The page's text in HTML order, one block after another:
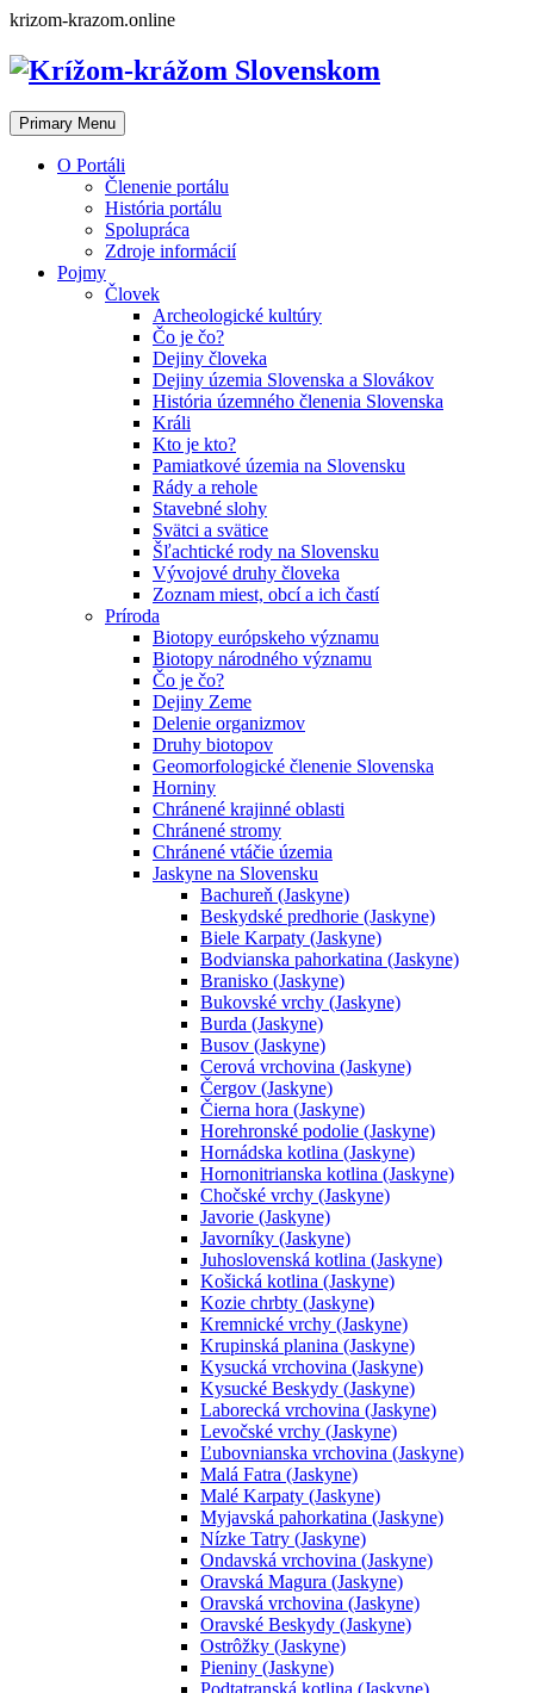
Skip
content
krizom-krazom.online
Primary Menu
O Portáli
Členenie portálu
História portálu
Spolupráca
Zdroje informácií
Pojmy
Človek
Archeologické kultúry
Čo je čo?
Dejiny človeka
Dejiny územia Slovenska a Slovákov
História územného členenia Slovenska
Králi
Kto je kto?
Pamiatkové územia na Slovensku
Rády a rehole
Stavebné slohy
Svätci a svätice
Šľachtické rody na Slovensku
Vývojové druhy človeka
Zoznam miest, obcí a ich častí
Príroda
Biotopy európskeho významu
Biotopy národného významu
Čo je čo?
Dejiny Zeme
Delenie organizmov
Druhy biotopov
Geomorfologické členenie Slovenska
Horniny
Chránené krajinné oblasti
Chránené stromy
Chránené vtáčie územia
Jaskyne na Slovensku
Bachureň (Jaskyne)
Beskydské predhorie (Jaskyne)
Biele Karpaty (Jaskyne)
Bodvianska pahorkatina (Jaskyne)
Branisko (Jaskyne)
Bukovské vrchy (Jaskyne)
Burda (Jaskyne)
Busov (Jaskyne)
Cerová vrchovina (Jaskyne)
Čergov (Jaskyne)
Čierna hora (Jaskyne)
Horehronské podolie (Jaskyne)
Hornádska kotlina (Jaskyne)
Hornonitrianska kotlina (Jaskyne)
Chočské vrchy (Jaskyne)
Javorie (Jaskyne)
Javorníky (Jaskyne)
Juhoslovenská kotlina (Jaskyne)
Košická kotlina (Jaskyne)
Kozie chrbty (Jaskyne)
Kremnické vrchy (Jaskyne)
Krupinská planina (Jaskyne)
Kysucká vrchovina (Jaskyne)
Kysucké Beskydy (Jaskyne)
Laborecká vrchovina (Jaskyne)
Levočské vrchy (Jaskyne)
Ľubovnianska vrchovina (Jaskyne)
Malá Fatra (Jaskyne)
Malé Karpaty (Jaskyne)
Myjavská pahorkatina (Jaskyne)
Nízke Tatry (Jaskyne)
Ondavská vrchovina (Jaskyne)
Oravská Magura (Jaskyne)
Oravská vrchovina (Jaskyne)
Oravské Beskydy (Jaskyne)
Ostrôžky (Jaskyne)
Pieniny (Jaskyne)
Podtatranská kotlina (Jaskyne)